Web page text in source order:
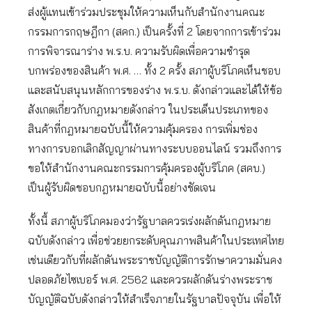
ส่งผู้แทนเข้าร่วมประชุมให้ความเห็นกับสำนักงานคณะ
กรรมการกฤษฎีกา (สคก.) เป็นครั้งที่ 2 โดยจากการเข้าร่วม
การพิจารณาร่าง พ.ร.บ. ความรับผิดเพื่อความชำรุด
บกพร่องของสินค้า พ.ศ. … ทั้ง 2 ครั้ง สภาผู้บริโภคเห็นชอบ
และสนับสนุนหลักการของร่าง พ.ร.บ. ดังกล่าวและได้ให้ข้อ
สังเกตเกี่ยวกับกฎหมายดังกล่าว ในประเด็นประเภทของ
สินค้าที่กฎหมายฉบับนี้ให้ความคุ้มครอง การเพิ่มช่อง
ทางการบอกเลิกสัญญาผ่านทางระบบออนไลน์ รวมถึงการ
ขอให้สำนักงานคณะกรรมการคุ้มครองผู้บริโภค (สคบ.)
เป็นผู้รับผิดชอบกฎหมายฉบับนี้อย่างชัดเจน
ทั้งนี้ สภาผู้บริโภคมองว่ารัฐบาลควรเร่งผลักดันกฎหมาย
ฉบับดังกล่าว เพื่อช่วยยกระดับคุณภาพสินค้าในประเทศไทย
เช่นเดียวกับที่ผลักดันพระราชบัญญัติการรักษาความมั่นคง
ปลอดภัยไซเบอร์ พ.ศ. 2562 และควรผลักดันร่างพระราช
บัญญัติฉบับดังกล่าวให้สำเร็จภายในรัฐบาลปัจจุบัน เพื่อให้